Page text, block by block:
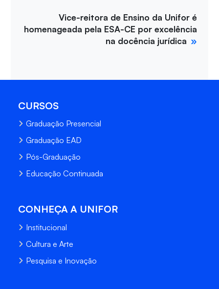
Vice-reitora de Ensino da Unifor é
homenageada pela ESA-CE por excelência
na docência jurídica
CURSOS
Graduação Presencial
Graduação EAD
Pós-Graduação
Educação Continuada
CONHEÇA A UNIFOR
Institucional
Cultura e Arte
Pesquisa e Inovação